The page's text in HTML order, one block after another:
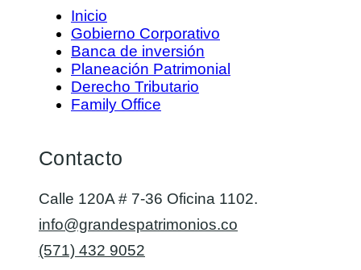
Inicio
Gobierno Corporativo
Banca de inversión
Planeación Patrimonial
Derecho Tributario
Family Office
Contacto
Calle 120A # 7-36 Oficina 1102.
info@grandespatrimonios.co
(571) 432 9052